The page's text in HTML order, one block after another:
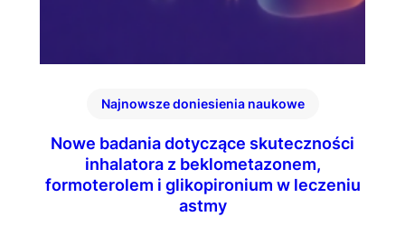
Najnowsze doniesienia naukowe
Nowe badania dotyczące skuteczności
inhalatora z beklometazonem,
formoterolem i glikopironium w leczeniu
astmy